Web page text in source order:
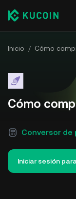
Inicio / Cómo
Cómo
Conversor de
Iniciar sesión